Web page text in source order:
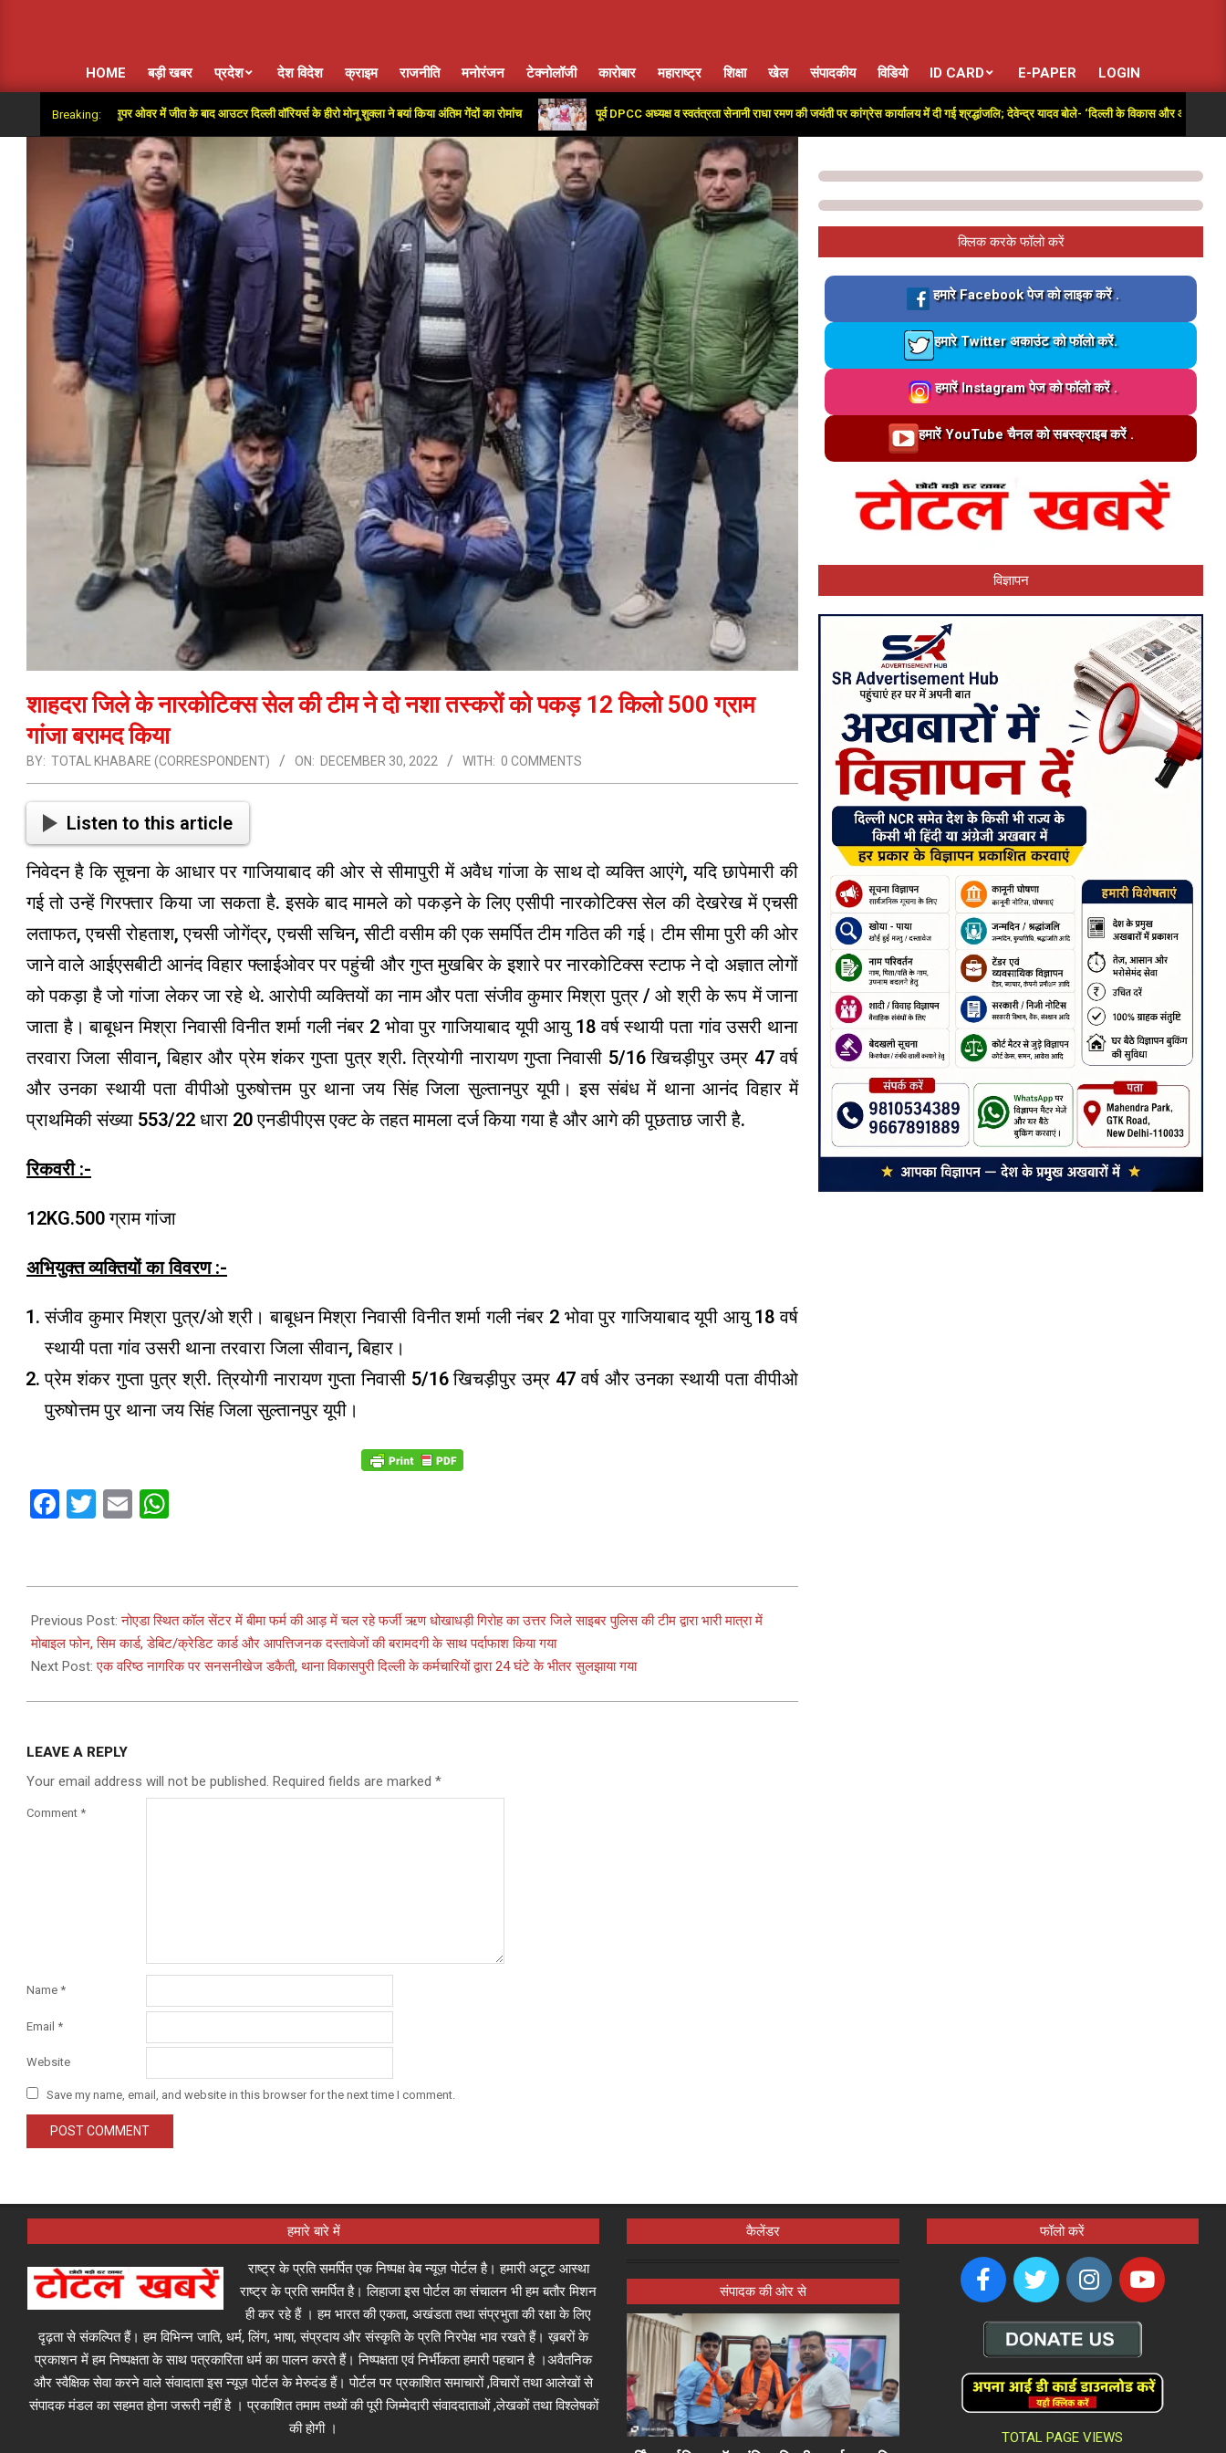
Primary
Navigation
HOME बड़ी खबर प्रदेश देश विदेश क्राइम राजनीति मनोरंजन टेक्नोलॉजी कारोबार महाराष्ट्र शिक्षा खेल संपादकीय विडियो ID CARD E-PAPER LOGIN
Breaking:
साथ दिया”: सुपर ओवर में जीत के बाद आउटर दिल्ली वॉरियर्स के हीरो मोनू शुक्ला ने बयां किया अंतिम गेंदों का रोमांच पूर्व DPCC अध्यक्ष व स्वतंत्रता सेनानी राधा रमण की जयंती पर कांग्रेस कार्यालय में दी गई श्रद्धांजलि; देवेन्द्र यादव बोले- ‘दिल्ली के विकास और आजादी की लड़ाई में
शाहदरा जिले के नारकोटिक्स सेल की टीम ने दो नशा तस्करों को पकड़ 12 किलो 500 ग्राम
गांजा बरामद किया
BY: TOTAL KHABARE (CORRESPONDENT) ON: DECEMBER 30, 2022 WITH: 0 COMMENTS
Listen to this article
निवेदन है कि सूचना के आधार पर गाजियाबाद की ओर से सीमापुरी में अवैध गांजा के साथ दो व्यक्ति आएंगे, यदि छापेमारी की
गई तो उन्हें गिरफ्तार किया जा सकता है. इसके बाद मामले को पकड़ने के लिए एसीपी नारकोटिक्स सेल की देखरेख में एचसी
लताफत, एचसी रोहताश, एचसी जोगेंद्र, एचसी सचिन, सीटी वसीम की एक समर्पित टीम गठित की गई। टीम सीमा पुरी की ओर
जाने वाले आईएसबीटी आनंद विहार फ्लाईओवर पर पहुंची और गुप्त मुखबिर के इशारे पर नारकोटिक्स स्टाफ ने दो अज्ञात लोगों
को पकड़ा है जो गांजा लेकर जा रहे थे. आरोपी व्यक्तियों का नाम और पता संजीव कुमार मिश्रा पुत्र / ओ श्री के रूप में जाना
जाता है। बाबूधन मिश्रा निवासी विनीत शर्मा गली नंबर 2 भोवा पुर गाजियाबाद यूपी आयु 18 वर्ष स्थायी पता गांव उसरी थाना
तरवारा जिला सीवान, बिहार और प्रेम शंकर गुप्ता पुत्र श्री. त्रियोगी नारायण गुप्ता निवासी 5/16 खिचड़ीपुर उम्र 47 वर्ष
और उनका स्थायी पता वीपीओ पुरुषोत्तम पुर थाना जय सिंह जिला सुल्तानपुर यूपी। इस संबंध में थाना आनंद विहार में
प्राथमिकी संख्या 553/22 धारा 20 एनडीपीएस एक्ट के तहत मामला दर्ज किया गया है और आगे की पूछताछ जारी है.
रिकवरी :-
12KG.500 ग्राम गांजा
अभियुक्त व्यक्तियों का विवरण :-
संजीव कुमार मिश्रा पुत्र/ओ श्री। बाबूधन मिश्रा निवासी विनीत शर्मा गली नंबर 2 भोवा पुर गाजियाबाद यूपी आयु 18 वर्ष
स्थायी पता गांव उसरी थाना तरवारा जिला सीवान, बिहार।
प्रेम शंकर गुप्ता पुत्र श्री. त्रियोगी नारायण गुप्ता निवासी 5/16 खिचड़ीपुर उम्र 47 वर्ष और उनका स्थायी पता वीपीओ
पुरुषोत्तम पुर थाना जय सिंह जिला सुल्तानपुर यूपी।
Facebook
Twitter
Email
12-
30
Previous Post:नोएडा स्थित कॉल सेंटर में बीमा फर्म की आड़ में चल रहे फर्जी ऋण धोखाधड़ी गिरोह का उत्तर जिले साइबर पुलिस की टीम द्वारा भारी मात्रा में
मोबाइल फोन, सिम कार्ड, डेबिट/क्रेडिट कार्ड और आपत्तिजनक दस्तावेजों की बरामदगी के साथ पर्दाफाश किया गया
Next Post:एक वरिष्ठ नागरिक पर सनसनीखेज डकैती, थाना विकासपुरी दिल्ली के कर्मचारियों द्वारा 24 घंटे के भीतर सुलझाया गया
LEAVE A REPLY
Your email address will not be published. Required fields are marked *
Comment *
Name *
Email *
Website
Save my name, email, and website in this browser for the next time I comment.
क्लिक करके फॉलो करें
Loading…
हमारे Facebook पेज को लाइक करें .
Loading…
हमारे Twitter अकाउंट को फॉलो करें.
Loading…
हमारें Instagram पेज को फॉलो करें .
Loading…हमारें YouTube चैनल को सबस्क्राइब करें .
विज्ञापन
हमारे बारे में
राष्ट्र के प्रति समर्पित एक निष्पक्ष वेब न्यूज़ पोर्टल है। हमारी अटूट आस्था
राष्ट्र के प्रति समर्पित है। लिहाजा इस पोर्टल का संचालन भी हम बतौर मिशन
ही कर रहे हैं । हम भारत की एकता, अखंडता तथा संप्रभुता की रक्षा के लिए
दृढ़ता से संकल्पित हैं। हम विभिन्न जाति, धर्म, लिंग, भाषा, संप्रदाय और संस्कृति के प्रति निरपेक्ष भाव रखते हैं। ख़बरों के
प्रकाशन में हम निष्पक्षता के साथ पत्रकारिता धर्म का पालन करते हैं। निष्पक्षता एवं निर्भीकता हमारी पहचान है ।अवैतनिक
और स्वैक्षिक सेवा करने वाले संवादाता इस न्यूज़ पोर्टल के मेरुदंड हैं। पोर्टल पर प्रकाशित समाचारों ,विचारों तथा आलेखों से
संपादक मंडल का सहमत होना जरूरी नहीं है । प्रकाशित तमाम तथ्यों की पूरी जिम्मेदारी संवाददाताओं ,लेखकों तथा विश्लेषकों
की होगी ।
कैलेंडर
संपादक की ओर से
फॉलो करें
TOTAL PAGE VIEWS